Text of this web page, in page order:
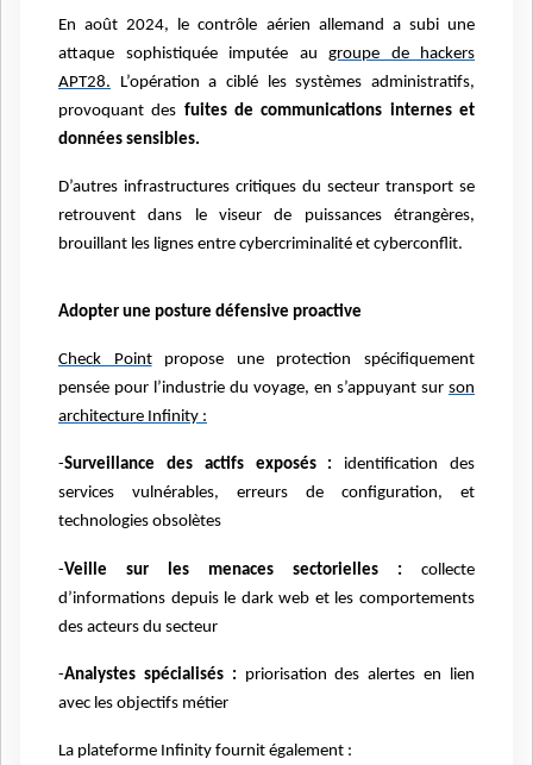
En août 2024, le contrôle aérien allemand a subi une
attaque sophistiquée imputée au groupe de hackers
APT28. L’opération a ciblé les systèmes administratifs,
provoquant des fuites de communications internes et
données sensibles.
D’autres infrastructures critiques du secteur transport se
retrouvent dans le viseur de puissances étrangères,
brouillant les lignes entre cybercriminalité et cyberconflit.
Adopter une posture défensive proactive
Check Pointpropose une protection spécifiquement
pensée pour l’industrie du voyage, en s’appuyant sur son
architecture Infinity :
-Surveillance des actifs exposés : identification des
services vulnérables, erreurs de configuration, et
technologies obsolètes
-Veille sur les menaces sectorielles : collecte
d’informations depuis le dark web et les comportements
des acteurs du secteur
-Analystes spécialisés : priorisation des alertes en lien
avec les objectifs métier
La plateforme Infinity fournit également :